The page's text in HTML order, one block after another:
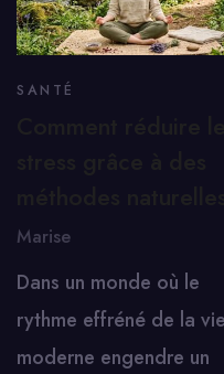
SANTÉ
Marise
Dans un monde où le
rythme effréné de la vie
moderne engendre un